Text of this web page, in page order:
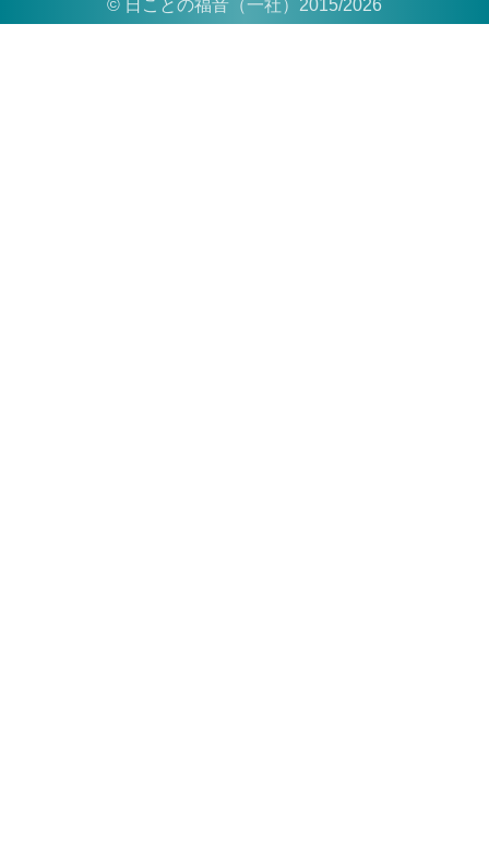
© 日ことの福音（一社）2015/2026